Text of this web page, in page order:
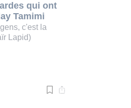
qui ont
Tamimi
c'est la
Lapid)